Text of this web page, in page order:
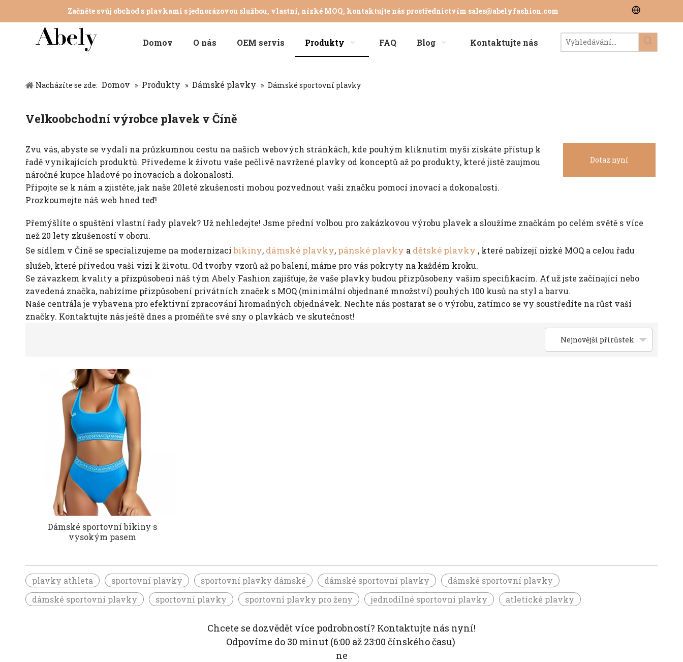
Začněte svůj obchod s plavkami s jednorázovou službou, vlastní, nízké MOQ, kontaktujte nás prostřednictvím sales@abelyfashion.com
Domov O nás OEM servis Produkty FAQ Blog Kontaktujte nás
Nacházíte se zde: Domov » Produkty » Dámské plavky » Dámské sportovní plavky
Velkoobchodní výrobce plavek v Číně
Zvu vás, abyste se vydali na průzkumnou cestu na našich webových stránkách, kde pouhým kliknutím myši získáte přístup k
řadě vynikajících produktů. Přivedeme k životu vaše pečlivě navržené plavky od konceptů až po produkty, které jistě zaujmou
náročné kupce hladové po inovacích a dokonalosti.
Připojte se k nám a zjistěte, jak naše 20leté zkušenosti mohou pozvednout vaši značku pomocí inovací a dokonalosti.
Prozkoumejte náš web hned teď!
Dotaz nyní
Přemýšlíte o spuštění vlastní řady plavek? Už nehledejte! Jsme přední volbou pro zakázkovou výrobu plavek a sloužíme značkám po celém světě s více
než 20 lety zkušeností v oboru.
Se sídlem v Číně se specializujeme na modernizacibikiny, dámské plavky, pánské plavky a dětské plavky , které nabízejí nízké MOQ a celou řadu
služeb, které přivedou vaši vizi k životu. Od tvorby vzorů až po balení, máme pro vás pokryty na každém kroku.
Se závazkem kvality a přizpůsobení náš tým Abely Fashion zajišťuje, že vaše plavky budou přizpůsobeny vašim specifikacím. Ať už jste začínající nebo
zavedená značka, nabízíme přizpůsobení privátních značek s MOQ (minimální objednané množství) pouhých 100 kusů na styl a barvu.
Naše centrála je vybavena pro efektivní zpracování hromadných objednávek. Nechte nás postarat se o výrobu, zatímco se vy soustředíte na růst vaší
značky. Kontaktujte nás ještě dnes a proměňte své sny o plavkách ve skutečnost!
Nejnovější přírůstek
Dámské sportovní bikiny s
vysokým pasem
plavky athleta sportovní plavky sportovní plavky dámské dámské sportovní plavky
dámské sportovní plavky
dámské sportovní plavky
sportovní plavky sportovní plavky pro ženy jednodílné sportovní plavky atletické plavky
Chcete se dozvědět více podrobností? Kontaktujte nás nyní!
Odpovíme do 30 minut (6:00 až 23:00 čínského času)
ne